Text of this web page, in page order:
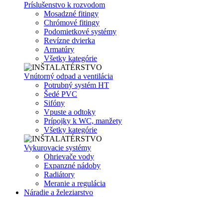
Príslušenstvo k rozvodom
Mosadzné fitingy
Chrómové fitingy
Podomietkové systémy
Revízne dvierka
Armatúry
Všetky kategórie
Vnútorný odpad a ventilácia
Potrubný systém HT
Šedé PVC
Sifóny
Vpuste a odtoky
Prípojky k WC, manžety
Všetky kategórie
Vykurovacie systémy
Ohrievače vody
Expanzné nádoby
Radiátory
Meranie a regulácia
Náradie a železiarstvo